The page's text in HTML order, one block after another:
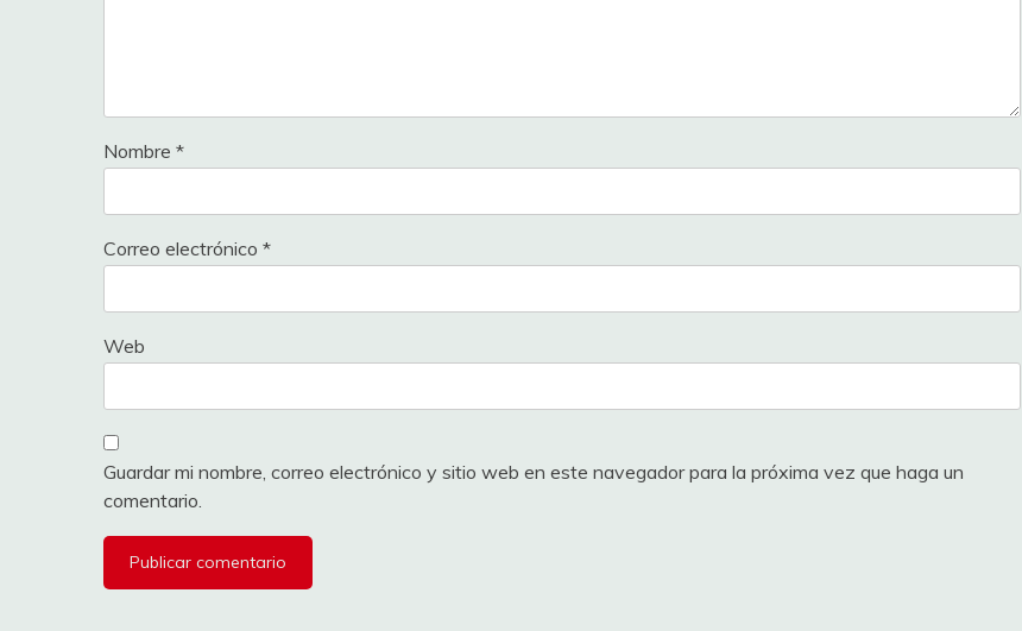
Nombre *
Correo electrónico *
Web
Guardar mi nombre, correo electrónico y sitio web en este navegador para la próxima vez que haga un
comentario.